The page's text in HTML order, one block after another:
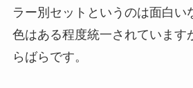
ラー別セットというのは面白い
色はある程度統一されています
らばらです。